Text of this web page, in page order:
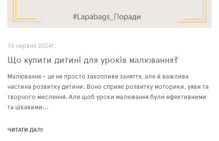
16 червня 2024г.
Що купити дитині для уроків малювання?
Малювання – це не просто захопливе заняття, але й важлива
частина розвитку дитини. Воно сприяє розвитку моторики, уяви та
творчого мислення. Але щоб уроки малювання були ефективними
та цікавими...
ЧИТАТИ ДАЛІ